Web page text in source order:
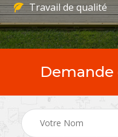
Travail de qualité